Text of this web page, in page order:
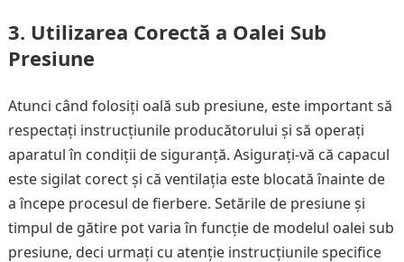
3. Utilizarea Corectă a Oalei Sub
Presiune
Atunci când folosiți oală sub presiune, este important să
respectați instrucțiunile producătorului și să operați
aparatul în condiții de siguranță. Asigurați-vă că capacul
este sigilat corect și că ventilația este blocată înainte de
a începe procesul de fierbere. Setările de presiune și
timpul de gătire pot varia în funcție de modelul oalei sub
presiune, deci urmați cu atenție instrucțiunile specifice